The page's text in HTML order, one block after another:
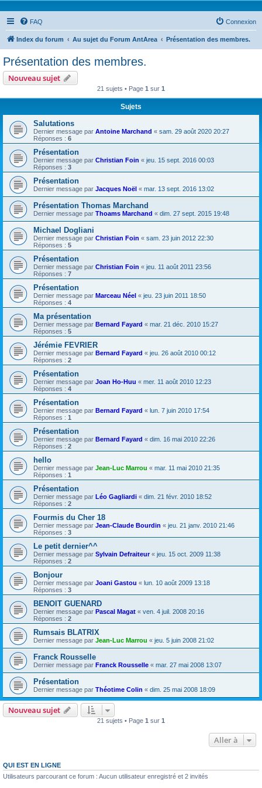
FAQ Connexion
Index du forum Au sujet du Forum AntArea Présentation des membres.
Présentation des membres.
Nouveau sujet
21 sujets • Page 1 sur 1
Sujets
Salutations
Dernier message par Antoine Marchand « sam. 29 août 2020 20:27
Réponses : 6
Présentation
Dernier message par Christian Foin « jeu. 15 sept. 2016 00:03
Réponses : 3
Présentation
Dernier message par Jacques Noël « mar. 13 sept. 2016 13:02
Présentation Thomas Marchand
Dernier message par Thoams Marchand « dim. 27 sept. 2015 19:48
Michael Dogliani
Dernier message par Christian Foin « sam. 23 juin 2012 22:30
Réponses : 5
Présentation
Dernier message par Christian Foin « jeu. 11 août 2011 23:56
Réponses : 7
Présentation
Dernier message par Marceau Néel « jeu. 23 juin 2011 18:50
Réponses : 4
Ma présentation
Dernier message par Bernard Fayard « mar. 21 déc. 2010 15:27
Réponses : 5
Jérémie FEVRIER
Dernier message par Bernard Fayard « jeu. 26 août 2010 00:12
Réponses : 2
Présentation
Dernier message par Joan Ho-Huu « mer. 11 août 2010 12:23
Réponses : 4
Présentation
Dernier message par Bernard Fayard « lun. 7 juin 2010 17:54
Réponses : 1
Présentation
Dernier message par Bernard Fayard « dim. 16 mai 2010 22:26
Réponses : 2
hello
Dernier message par Jean-Luc Marrou « mar. 11 mai 2010 21:35
Réponses : 1
Présentation
Dernier message par Léo Gagliardi « dim. 21 févr. 2010 18:52
Réponses : 2
Fourmis du Cher 18
Dernier message par Jean-Claude Bourdin « jeu. 21 janv. 2010 21:46
Réponses : 3
Le petit dernier^^
Dernier message par Sylvain Defraiteur« jeu. 15 oct. 2009 11:38
Réponses : 2
Bonjour
Dernier message par Joani Gastou « lun. 10 août 2009 13:18
Réponses : 3
BENOIT GUENARD
Dernier message par Pascal Magat « ven. 4 juil. 2008 20:16
Réponses : 2
Rumsais BLATRIX
Dernier message par Jean-Luc Marrou « jeu. 5 juin 2008 21:02
Franck Rousselle
Dernier message par Franck Rousselle « mar. 27 mai 2008 13:07
Présentation
Dernier message par Théotime Colin « dim. 25 mai 2008 18:09
Nouveau sujet
21 sujets • Page 1 sur 1
Aller à
QUI EST EN LIGNE
Utilisateurs parcourant ce forum : Aucun utilisateur enregistré et 2 invités